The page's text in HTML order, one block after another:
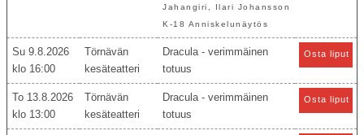
Jahangiri, Ilari Johansson
K-18 Anniskelunäytös
Su 9.8.2026
16:00
Törnävän
kesäteatteri
Dracula - verimmäinen
totuus
Osta liput
To 13.8.2026
13:00
Törnävän
kesäteatteri
Dracula - verimmäinen
totuus
Osta liput